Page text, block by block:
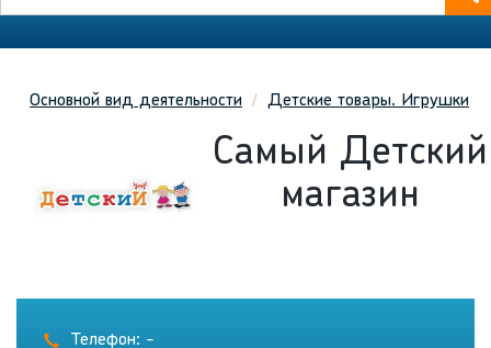
Основной вид деятельности Детские товары. Игрушки
Самый Детский
магазин
Телефон: -